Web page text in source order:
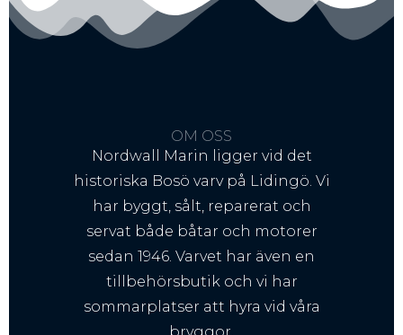
OM OSS
Nordwall Marin ligger vid det
historiska Bosö varv på Lidingö. Vi
har byggt, sålt, reparerat och
servat både båtar och motorer
sedan 1946. Varvet har även en
tillbehörsbutik och vi har
sommarplatser att hyra vid våra